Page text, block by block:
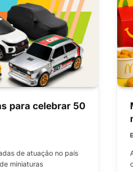
para celebrar 50
de atuação no país
miniaturas